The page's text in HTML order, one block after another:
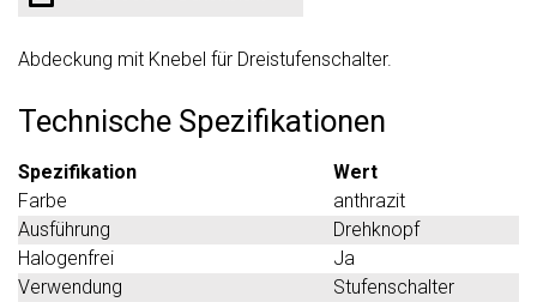
Abdeckung mit Knebel für Dreistufenschalter.
Technische Spezifikationen
Spezifikation
Wert
Farbe
anthrazit
Ausführung
Drehknopf
Halogenfrei
Ja
Verwendung
Stufenschalter